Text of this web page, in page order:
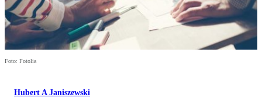
Foto: Fotolia
Hubert A Janiszewski